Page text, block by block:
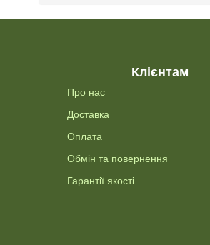
Клієнтам
Про нас
Доставка
Оплата
Обмін та повернення
Гарантії якості